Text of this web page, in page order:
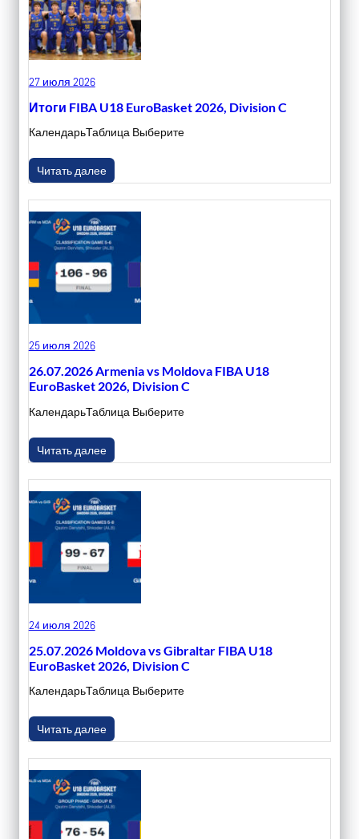
27 июля 2026
Итоги FIBA U18 EuroBasket 2026, Division C
КалендарьТаблица Выберите
Читать далее
25 июля 2026
26.07.2026 Armenia vs Moldova FIBA U18
EuroBasket 2026, Division C
КалендарьТаблица Выберите
Читать далее
24 июля 2026
25.07.2026 Moldova vs Gibraltar FIBA U18
EuroBasket 2026, Division C
КалендарьТаблица Выберите
Читать далее